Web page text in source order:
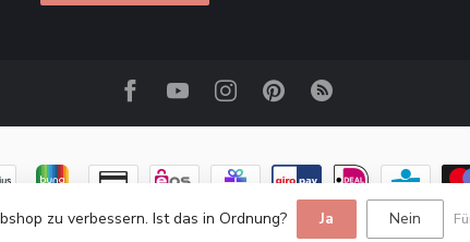
© Copyright 2026 Haakpret / Häkelfreude
zu verbessern. Ist das in Ordnung? Ja Nein